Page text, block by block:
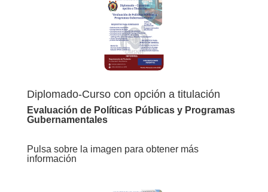
Diplomado-Curso con opción a titulación
Evaluación de Políticas Públicas y Programas
Gubernamentales
Pulsa sobre la imagen para obtener más
información